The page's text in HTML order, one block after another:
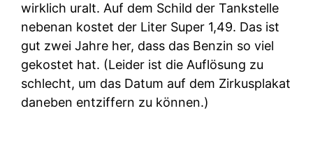
wirklich uralt. Auf dem Schild der Tankstelle
nebenan kostet der Liter Super 1,49. Das ist
gut zwei Jahre her, dass das Benzin so viel
gekostet hat. (Leider ist die Auflösung zu
schlecht, um das Datum auf dem Zirkusplakat
daneben entziffern zu können.)